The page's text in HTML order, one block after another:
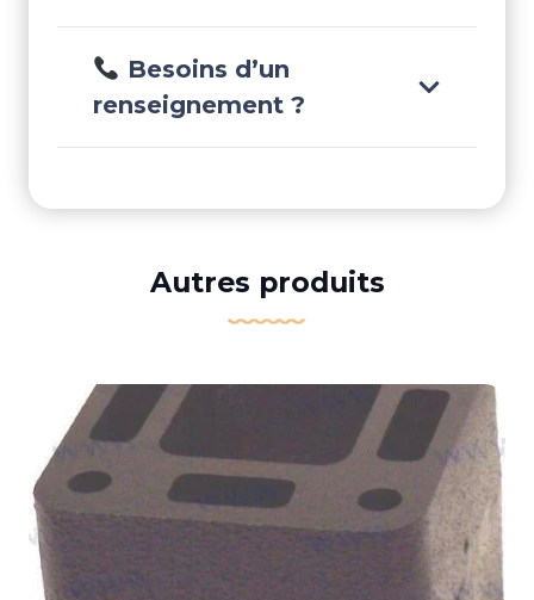
Besoins d’un
renseignement ?
Autres produits